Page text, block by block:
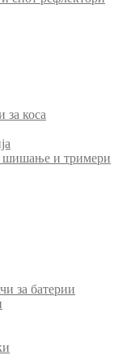
за коса
и тримери
за батерии